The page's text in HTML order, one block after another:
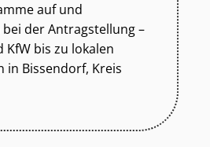
auf und
der Antragstellung –
KfW bis zu lokalen
in Bissendorf, Kreis